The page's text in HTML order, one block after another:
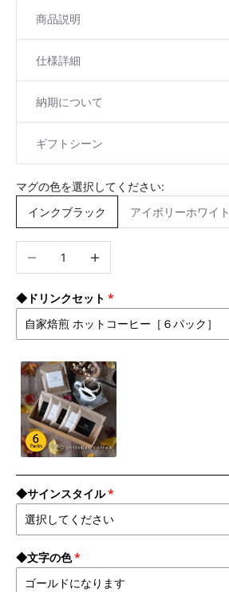
商品説明
仕様詳細
納期について
ギフトシーン
マグの色を選択してください:
インクブラック
アイボリーホワイト
数量を減らす 数量を増やす
◆ドリンクセット
◆サインスタイル
◆文字の色